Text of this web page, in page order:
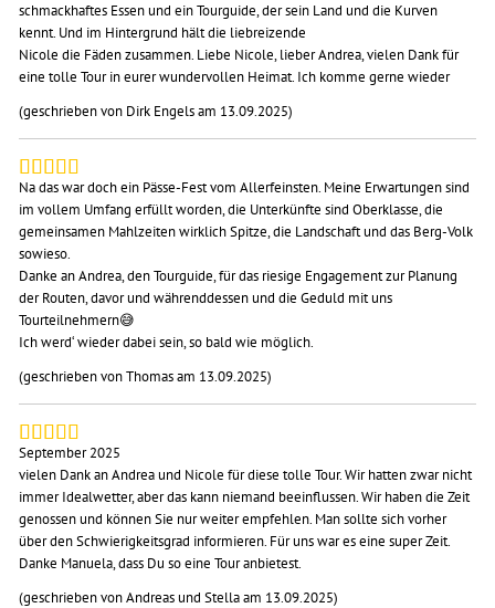
schmackhaftes Essen und ein Tourguide, der sein Land und die Kurven
kennt. Und im Hintergrund hält die liebreizende
Nicole die Fäden zusammen. Liebe Nicole, lieber Andrea, vielen Dank für
eine tolle Tour in eurer wundervollen Heimat. Ich komme gerne wieder
(geschrieben von Dirk Engels am 13.09.2025)
Na das war doch ein Pässe-Fest vom Allerfeinsten. Meine Erwartungen sind
im vollem Umfang erfüllt worden, die Unterkünfte sind Oberklasse, die
gemeinsamen Mahlzeiten wirklich Spitze, die Landschaft und das Berg-Volk
sowieso.
Danke an Andrea, den Tourguide, für das riesige Engagement zur Planung
der Routen, davor und währenddessen und die Geduld mit uns
Tourteilnehmern😅
Ich werd‘ wieder dabei sein, so bald wie möglich.
(geschrieben von Thomas am 13.09.2025)
September 2025
vielen Dank an Andrea und Nicole für diese tolle Tour. Wir hatten zwar nicht
immer Idealwetter, aber das kann niemand beeinflussen. Wir haben die Zeit
genossen und können Sie nur weiter empfehlen. Man sollte sich vorher
über den Schwierigkeitsgrad informieren. Für uns war es eine super Zeit.
Danke Manuela, dass Du so eine Tour anbietest.
(geschrieben von Andreas und Stella am 13.09.2025)